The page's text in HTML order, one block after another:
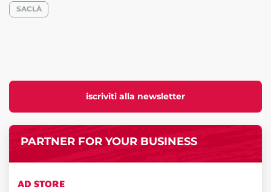
iscriviti alla newsletter
PARTNER FOR YOUR BUSINESS
AD STORE
SACLÀ